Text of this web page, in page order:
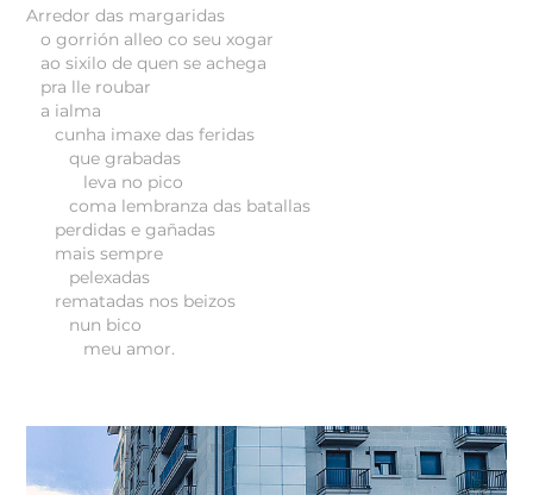
Arredor das margaridas
o gorrión alleo co seu xogar
ao sixilo de quen se achega
pra lle roubar
a ialma
cunha imaxe das feridas
que grabadas
leva no pico
coma lembranza das batallas
perdidas e gañadas
mais sempre
pelexadas
rematadas nos beizos
nun bico
meu amor.